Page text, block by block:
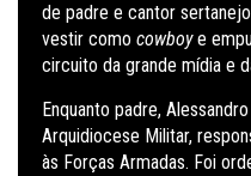
de padre e cantor
vestir como cowboye
circuito da grande mídia e
Enquanto padre,
Arquidiocese Militar,
às Forças Armadas. Foi